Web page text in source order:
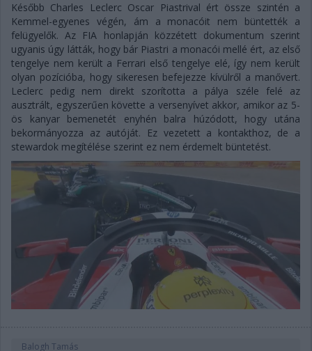
Később Charles Leclerc Oscar Piastrival ért össze szintén a
Kemmel-egyenes végén, ám a monacóit nem büntették a
felügyelők. Az FIA honlapján közzétett dokumentum szerint
ugyanis úgy látták, hogy bár Piastri a monacói mellé ért, az első
tengelye nem került a Ferrari első tengelye elé, így nem került
olyan pozícióba, hogy sikeresen befejezze kívülről a manővert.
Leclerc pedig nem direkt szorította a pálya széle felé az
ausztrált, egyszerűen követte a versenyívet akkor, amikor az 5-
ös kanyar bemenetét enyhén balra húzódott, hogy utána
bekormányozza az autóját. Ez vezetett a kontakthoz, de a
stewardok megítélése szerint ez nem érdemelt büntetést.
Balogh Tamás